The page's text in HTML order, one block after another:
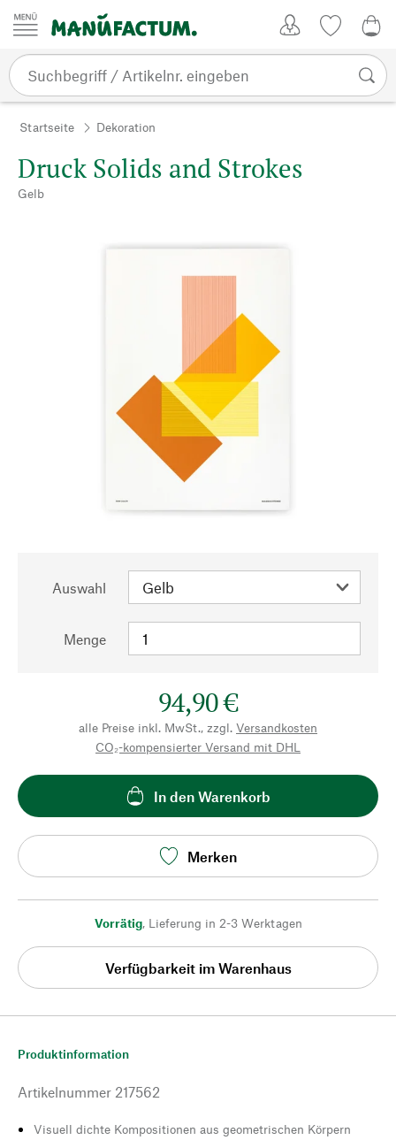
Zum Inhalt springen
Startseite Dekoration
Druck Solids and Strokes
Gelb
Auswahl
Menge
94,90 €
alle Preise inkl. MwSt., zzgl. Versandkosten
CO₂-kompensierter Versand mit DHL
In den Warenkorb
Merken
Vorrätig, Lieferung in 2-3 Werktagen
Verfügbarkeit im Warenhaus
Produktinformation
Artikelnummer 217562
Visuell dichte Kompositionen aus geometrischen Körpern